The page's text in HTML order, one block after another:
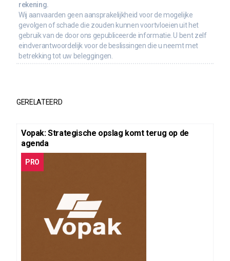
rekening.
Wij aanvaarden geen aansprakelijkheid voor de mogelijke
gevolgen of schade die zouden kunnen voortvloeien uit het
gebruik van de door ons gepubliceerde informatie. U bent zelf
eindverantwoordelijk voor de beslissingen die u neemt met
betrekking tot uw beleggingen.
GERELATEERD
Vopak: Strategische opslag komt terug op de
agenda
PRO